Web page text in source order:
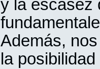
y la escasez
Además,
la